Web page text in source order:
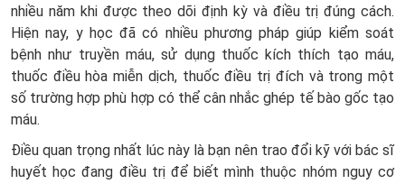
nhiều năm khi được theo dõi định kỳ và điều trị đúng cách.
Hiện nay, y học đã có nhiều phương pháp giúp kiểm soát
bệnh như truyền máu, sử dụng thuốc kích thích tạo máu,
thuốc điều hòa miễn dịch, thuốc điều trị đích và trong một
số trường hợp phù hợp có thể cân nhắc ghép tế bào gốc tạo
máu.
Điều quan trọng nhất lúc này là bạn nên trao đổi kỹ với bác sĩ
huyết học đang điều trị để biết mình thuộc nhóm nguy cơ